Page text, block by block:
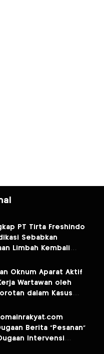
PT Tirta Freshindo
Sebabkan
Limbah Kembali
Oknum Aparat Aktif
Wartawan oleh
dalam Kasus
Berita “Pesanan”
Intervensi